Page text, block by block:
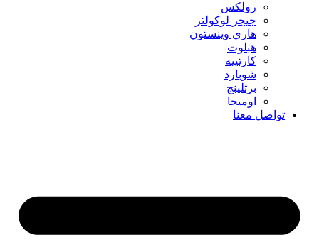
رولكس
جيجر لوكولتر
هاري وينستون
هبلوت
كارتييه
شوبارد
برتلينج
اوميجا
تواصل معنا